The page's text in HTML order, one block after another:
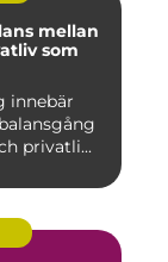
mellan
som
innebär
privatli...